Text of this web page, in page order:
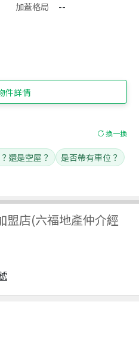
加蓋格局
--
件詳情
盟店(六福地產仲介經
換一換
還是空屋？
是否帶有車位？